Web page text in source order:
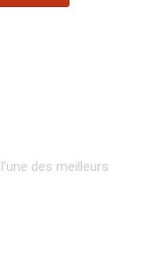
des meilleurs